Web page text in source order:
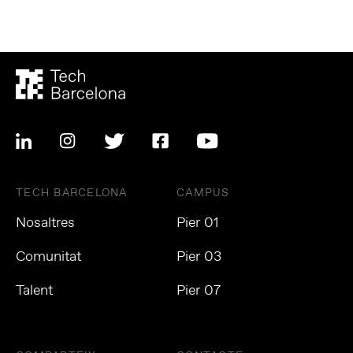
TECH BARCELONA
Nosaltres
Comunitat
Talent
CAMPUS
Pier 01
Pier 03
Pier 07